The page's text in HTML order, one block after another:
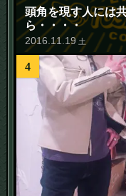
頭角を現す人には
ら・・・・
2016 11 19 土
4